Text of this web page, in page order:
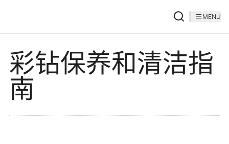
MENU
彩钻保养和清洁指
南